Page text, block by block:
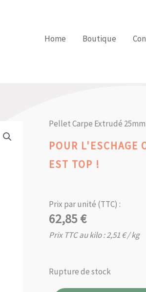
Home Boutique
Pellet Carpe Extrudé
POUR L'ESCHAGE
EST TOP !
Prix par unité (TTC) :
62,85€
Prix TTC au kilo :2,51€/ kg
Rupture de stock